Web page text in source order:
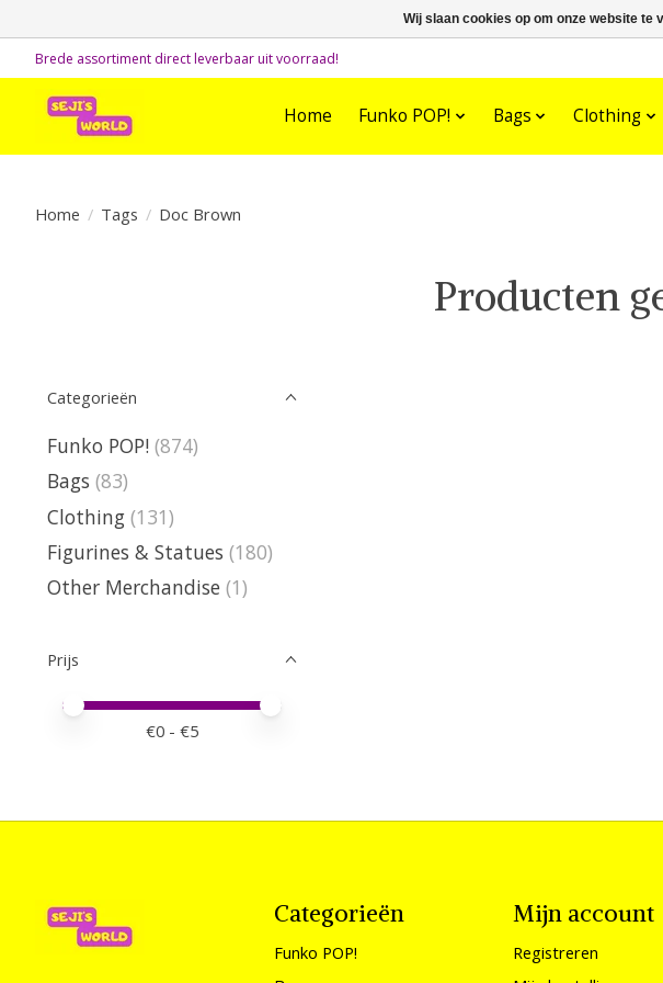
Brede assortiment direct leverbaar uit voorraad!
Home Funko POP! Bags Clothing
Home / Tags / Doc Brown
Producten
Categorieën
Funko POP! (874)
Bags (83)
Clothing (131)
Figurines & Statues (180)
Other Merchandise (1)
Prijs
Minimale prijswaarde
Price maximum value
€0 - €5
Categorieën
Funko POP!
Mijn account
Registreren
Wij slaan cookies op om onze website te